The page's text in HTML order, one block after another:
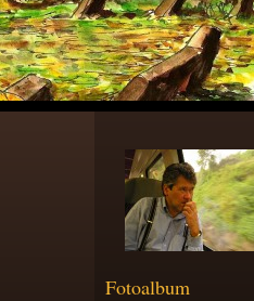
Fotoalbum